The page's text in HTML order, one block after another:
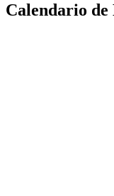
Calendario de